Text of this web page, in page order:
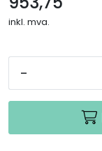
inkl. mva.
-